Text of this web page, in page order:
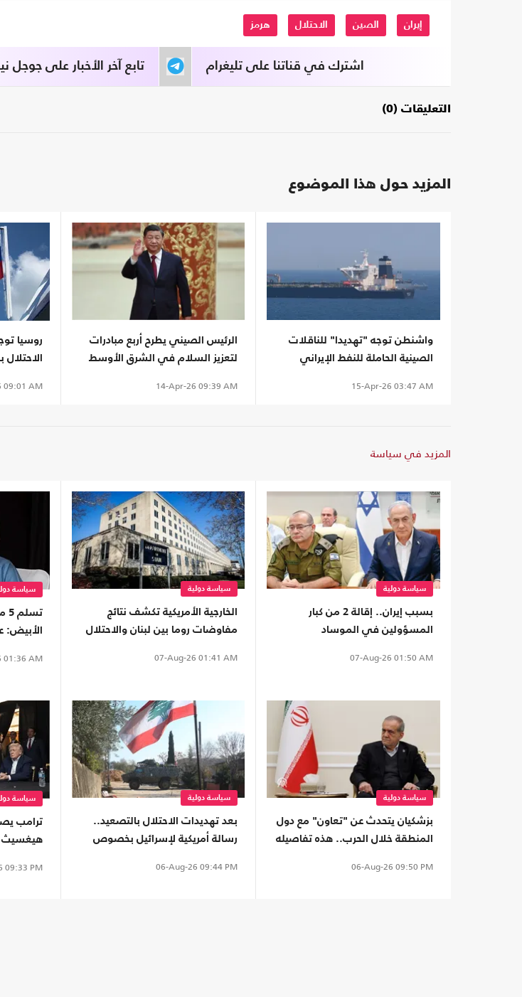
إيران الصين الاحتلال هرمز
تابع آخر الأخبار على جوجل اشترك في قناتنا على تليغرام
التعليقات (0)
المزيد حول هذا الموضوع
واشنطن توجه "تهديدا" للناقلات
الصينية الحاملة للنفط الإيراني
15-Apr-26 03:47 AM
الرئيس الصيني يطرح أربع مبادرات
لتعزيز السلام في الشرق الأوسط
14-Apr-26 09:39 AM
روسيا
09:01 AM
المزيد في سياسة
سياسة دولية
بسبب إيران.. إقالة 2 من كبار
المسؤولين في الموساد
07-Aug-26 01:50 AM
سياسة دولية
الخارجية الأمريكية تكشف نتائج
مفاوضات روما بين لبنان والاحتلال
07-Aug-26 01:41 AM
سياسة
الأبيض:
01:36 AM
سياسة دولية
بزشكيان يتحدث عن "تعاون" مع دول
المنطقة خلال الحرب.. هذه تفاصيله
06-Aug-26 09:50 PM
سياسة دولية
بعد تهديدات الاحتلال بالتصعيد..
رسالة أمريكية لإسرائيل بخصوص
06-Aug-26 09:44 PM
سياسة
ترامب
هيغسيث
09:33 PM